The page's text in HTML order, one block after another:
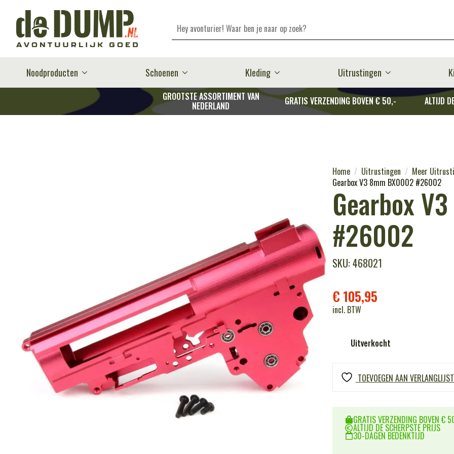
Zoeken
Noodproducten Schoenen Kleding Uitrustingen
GROOTSTE ASSORTIMENT VAN
NEDERLAND GRATIS VERZENDING BOVEN € 50,- ALTIJD
Home Uitrustingen
Meer
Gearbox V3 8mm BX0002 #26002
Gearbox
#26002
SKU: 468021
€ 105,95
incl. BTW
Uitverkocht
TOEVOEGEN AAN VERLANGLIJST
GRATIS VERZENDING BOVEN €
ALTIJD DE SCHERPSTE PRIJS
30-DAGEN BEDENKTIJD